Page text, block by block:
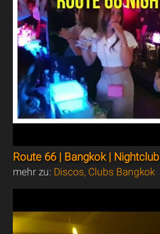
Route 66 | Bangkok | Nightclub
mehr zu: Discos, Clubs Bangkok